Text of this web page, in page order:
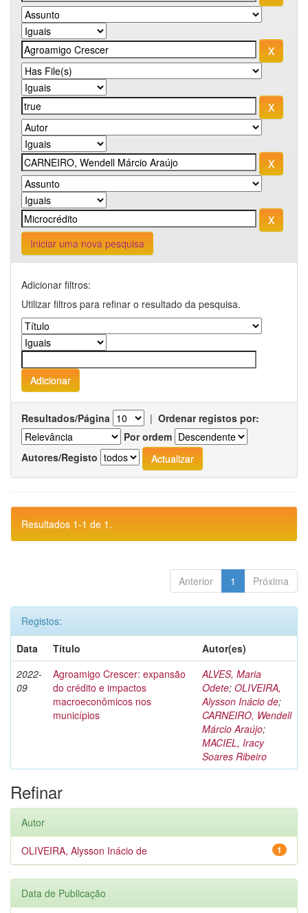
Iniciar uma nova pesquisa
Adicionar filtros:
Utilizar filtros para refinar o resultado da pesquisa.
Resultados/Página | Ordenar registos por:
Por ordem
Autores/Registo
Resultados 1-1 de 1.
Anterior 1 Próxima
Registos:
Data
Título
Autor(es)
2022-
09
Agroamigo Crescer: expansão
do crédito e impactos
macroeconômicos nos
municípios
ALVES, Maria
Odete; OLIVEIRA,
Alysson Inácio de;
CARNEIRO, Wendell
Márcio Araújo;
MACIEL, Iracy
Soares Ribeiro
Refinar
Autor
1
OLIVEIRA, Alysson Inácio de
Data de Publicação